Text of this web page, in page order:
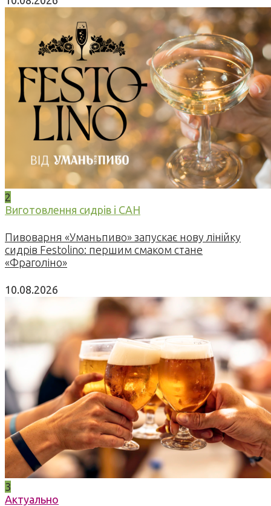
2
Виготовлення сидрів і САН
Пивоварня «Уманьпиво» запускає нову лінійку
сидрів Festolino: першим смаком стане
«Фраголіно»
10.08.2026
3
Актуально